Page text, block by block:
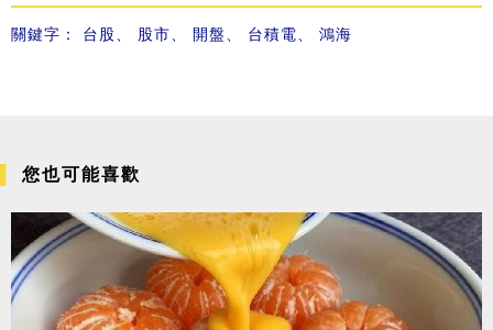
關鍵字： 台股 股市 開盤 台積電 鴻海
您也可能喜歡